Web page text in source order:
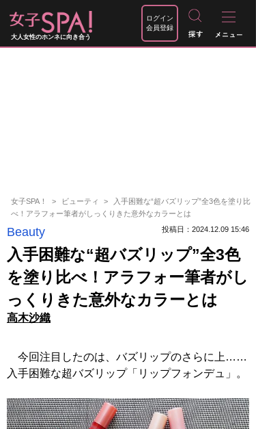
大人女性のホンネに向き合う
ログイン
会員登録
女子SPA！ ビューティ
入手困難な“超バズリップ”全3色を塗り比
べ！アラフォー筆者がしっくりきた意外なカラーとは
Beauty 投稿日：2024.12.09 15:46
入手困難な“超バズリップ”全3色
を塗り比べ！アラフォー筆者がし
っくりきた意外なカラーとは
高木沙織
今回注目したのは、バズリップのさらに上……
入手困難な超バズリップ「リップフォンデュ」。